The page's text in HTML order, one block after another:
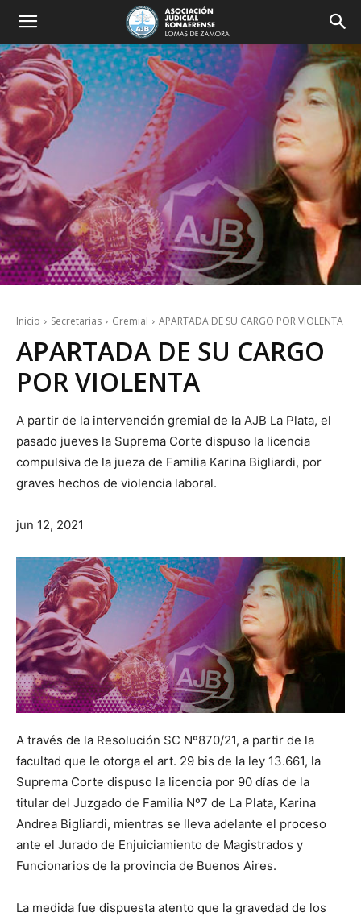
Inicio Secretarias Gremial APARTADA DE SU CARGO POR VIOLENTA
APARTADA DE SU CARGO
POR VIOLENTA
A partir de la intervención gremial de la AJB La Plata, el
pasado jueves la Suprema Corte dispuso la licencia
compulsiva de la jueza de Familia Karina Bigliardi, por
graves hechos de violencia laboral.
jun 12, 2021
A través de la Resolución SC Nº870/21, a partir de la
facultad que le otorga el art. 29 bis de la ley 13.661, la
Suprema Corte dispuso la licencia por 90 días de la
titular del Juzgado de Familia Nº7 de La Plata, Karina
Andrea Bigliardi, mientras se lleva adelante el proceso
ante el Jurado de Enjuiciamiento de Magistrados y
Funcionarios de la provincia de Buenos Aires.
La medida fue dispuesta atento que la gravedad de los